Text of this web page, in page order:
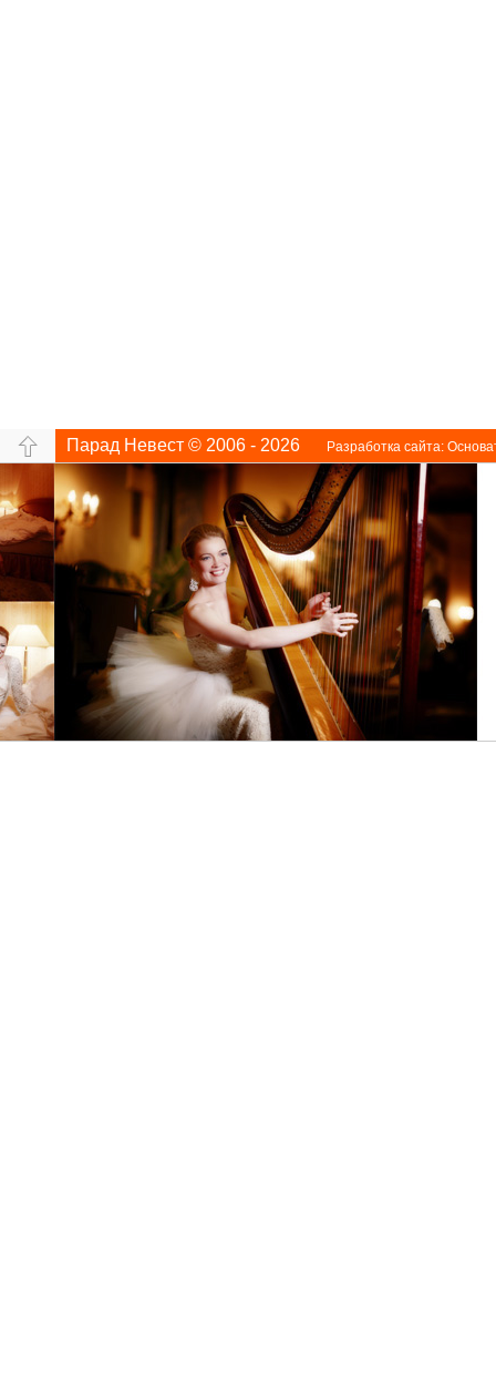
Парад Невест © 2006 - 2026 Разработка сайта: